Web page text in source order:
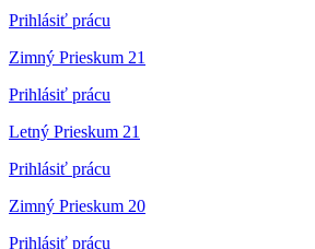
Prihlásiť prácu
Zimný Prieskum 21
Prihlásiť prácu
Letný Prieskum 21
Prihlásiť prácu
Zimný Prieskum 20
Prihlásiť prácu